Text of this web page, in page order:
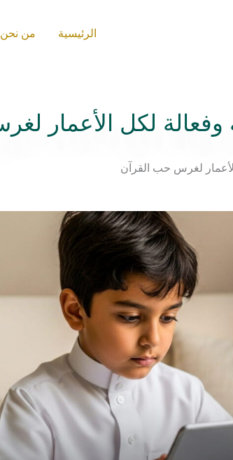
الرئيسية من نحن
لكل الأعمار
لغرس حب القرآن